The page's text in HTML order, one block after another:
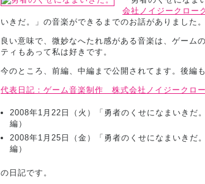
会社ノイジークロー
いきだ。」の音楽ができるまでのお話がありました。
良い意味で、微妙なへたれ感がある音楽は、ゲーム
ティもあって私は好きです。
今のところ、前編、中編まで公開されてます。後編
代表日記：ゲーム音楽制作 株式会社ノイジークロ
2008年1月22日（火）「勇者のくせになまいきだ
編）
2008年1月25日（金）「勇者のくせになまいきだ
編）
の日記です。